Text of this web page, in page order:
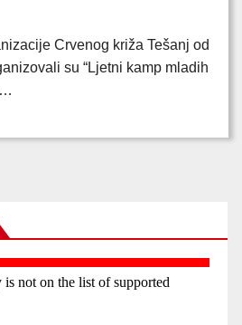
Crvenog križa Tešanj od
su “Ljetni kamp mladih